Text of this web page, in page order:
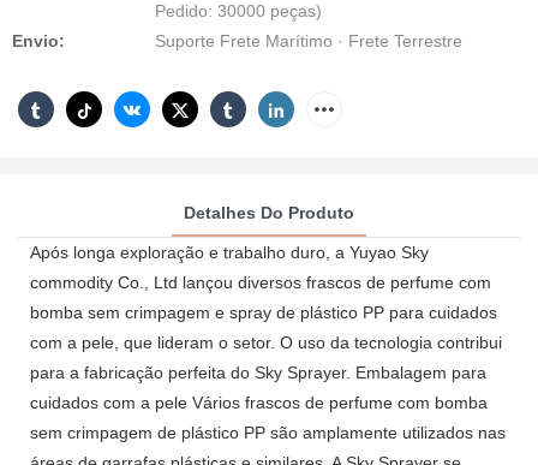
Pedido: 30000 peças)
Envio:
Suporte Frete Marítimo · Frete Terrestre
Detalhes Do Produto
Após longa exploração e trabalho duro, a Yuyao Sky
commodity Co., Ltd lançou diversos frascos de perfume com
bomba sem crimpagem e spray de plástico PP para cuidados
com a pele, que lideram o setor. O uso da tecnologia contribui
para a fabricação perfeita do Sky Sprayer. Embalagem para
cuidados com a pele Vários frascos de perfume com bomba
sem crimpagem de plástico PP são amplamente utilizados nas